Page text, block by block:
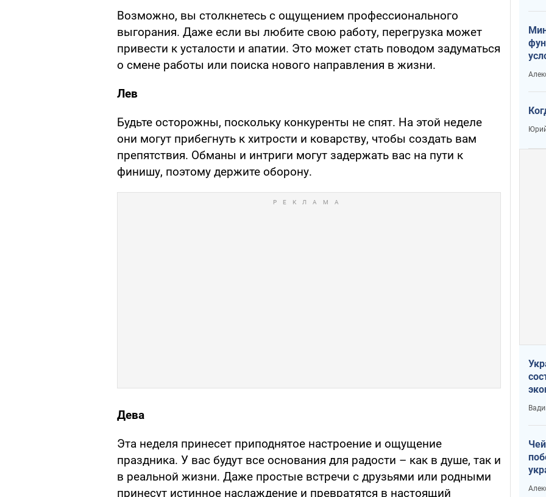
Возможно, вы столкнетесь с ощущением профессионального
выгорания. Даже если вы любите свою работу, перегрузка может
привести к усталости и апатии. Это может стать поводом задуматься
о смене работы или поиска нового направления в жизни.
Лев
Будьте осторожны, поскольку конкуренты не спят. На этой неделе
они могут прибегнуть к хитрости и коварству, чтобы создать вам
препятствия. Обманы и интриги могут задержать вас на пути к
финишу, поэтому держите оборону.
Дева
Эта неделя принесет приподнятое настроение и ощущение
праздника. У вас будут все основания для радости – как в душе, так и
в реальной жизни. Даже простые встречи с друзьями или родными
принесут истинное наслаждение и превратятся в настоящий